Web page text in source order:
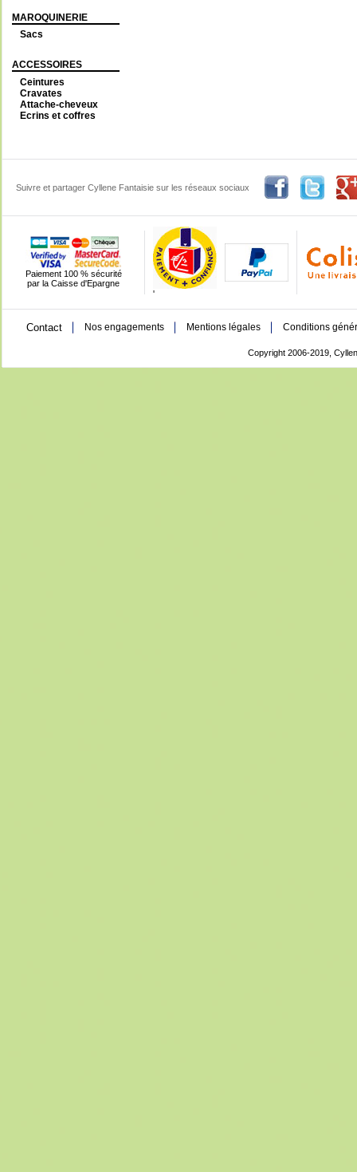
MAROQUINERIE
Sacs
ACCESSOIRES
Ceintures
Cravates
Attache-cheveux
Ecrins et coffres
Suivre et partager Cyllene Fantaisie sur les réseaux sociaux
Paiement 100 % sécurité
par la Caisse d'Epargne
'
Contact Nos engagements Mentions légales Conditions
Copyright 2006-2019,